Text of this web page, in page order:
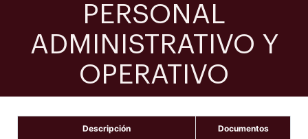
PERSONAL
ADMINISTRATIVO Y
OPERATIVO
Descripción Documentos